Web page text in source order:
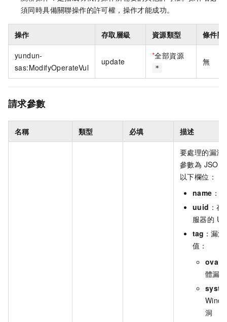
須同時具備關聯操作的許可權，操作才能成功。
操作 存取層級 資源類型 條件關
yundun-
sas:ModifyOperateVul
update
*全部資源
*
無
請求參數
名稱 類型 必填 描述
要處理的漏洞
參數為 JSON
以下欄位：
name ：
uuid ：
服器的
tag ：漏
值：
oval
體漏洞
洞